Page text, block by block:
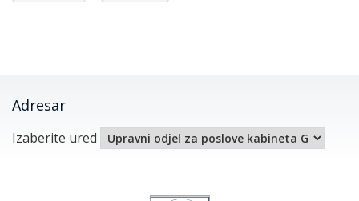
Adresar
Izaberite ured